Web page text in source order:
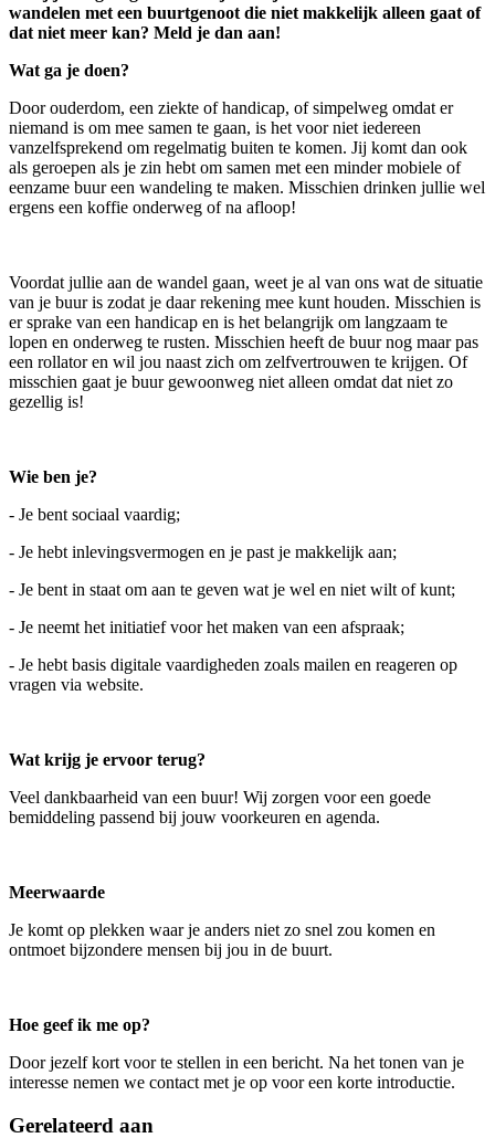
wandelen met een buurtgenoot die niet makkelijk alleen gaat of
dat niet meer kan? Meld je dan aan!
Wat ga je doen?
Door ouderdom, een ziekte of handicap, of simpelweg omdat er
niemand is om mee samen te gaan, is het voor niet iedereen
vanzelfsprekend om regelmatig buiten te komen. Jij komt dan ook
als geroepen als je zin hebt om samen met een minder mobiele of
eenzame buur een wandeling te maken. Misschien drinken jullie wel
ergens een koffie onderweg of na afloop!
Voordat jullie aan de wandel gaan, weet je al van ons wat de situatie
van je buur is zodat je daar rekening mee kunt houden. Misschien is
er sprake van een handicap en is het belangrijk om langzaam te
lopen en onderweg te rusten. Misschien heeft de buur nog maar pas
een rollator en wil jou naast zich om zelfvertrouwen te krijgen. Of
misschien gaat je buur gewoonweg niet alleen omdat dat niet zo
gezellig is!
Wie ben je?
- Je bent sociaal vaardig;
- Je hebt inlevingsvermogen en je past je makkelijk aan;
- Je bent in staat om aan te geven wat je wel en niet wilt of kunt;
- Je neemt het initiatief voor het maken van een afspraak;
- Je hebt basis digitale vaardigheden zoals mailen en reageren op
vragen via website.
Wat krijg je ervoor terug?
Veel dankbaarheid van een buur! Wij zorgen voor een goede
bemiddeling passend bij jouw voorkeuren en agenda.
Meerwaarde
Je komt op plekken waar je anders niet zo snel zou komen en
ontmoet bijzondere mensen bij jou in de buurt.
Hoe geef ik me op?
Door jezelf kort voor te stellen in een bericht. Na het tonen van je
interesse nemen we contact met je op voor een korte introductie.
Gerelateerd aan